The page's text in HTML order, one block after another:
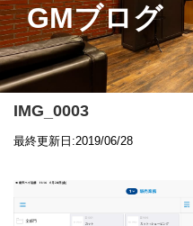
GMブログ
IMG_0003
最終更新日:2019/06/28